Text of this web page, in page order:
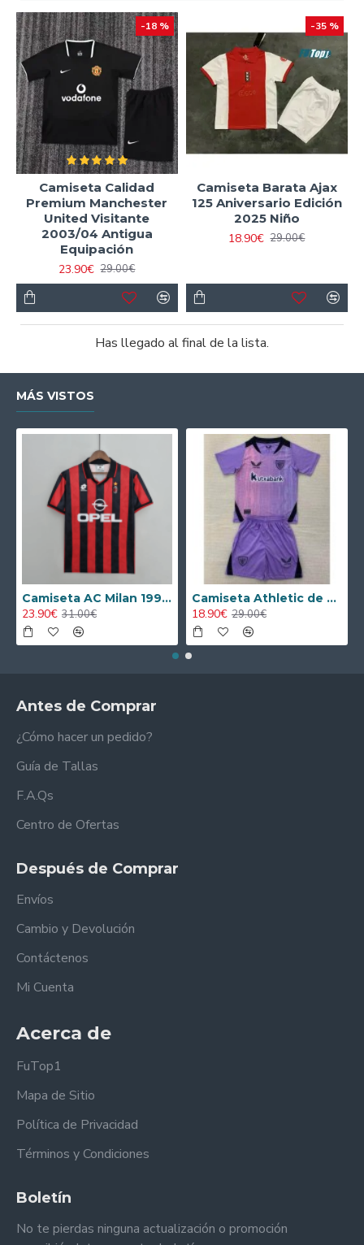
-18 %
Camiseta Calidad
Premium Manchester
United Visitante
2003/04 Antigua
Equipación
23.90€ 29.00€
-35 %
Camiseta Barata Ajax
125 Aniversario Edición
2025 Niño
18.90€ 29.00€
Has llegado al final de la lista.
MÁS VISTOS
Camiseta AC Milan 1995/1996 Local Retro
23.90€ 31.00€
Camiseta Athletic de Bilbao 2024/2025 Alternativo Niño Kit
18.90€ 29.00€
Antes de Comprar
¿Cómo hacer un pedido?
Guía de Tallas
F.A.Qs
Centro de Ofertas
Después de Comprar
Envíos
Cambio y Devolución
Contáctenos
Mi Cuenta
Acerca de
FuTop1
Mapa de Sitio
Política de Privacidad
Términos y Condiciones
Boletín
No te pierdas ninguna actualización o promoción